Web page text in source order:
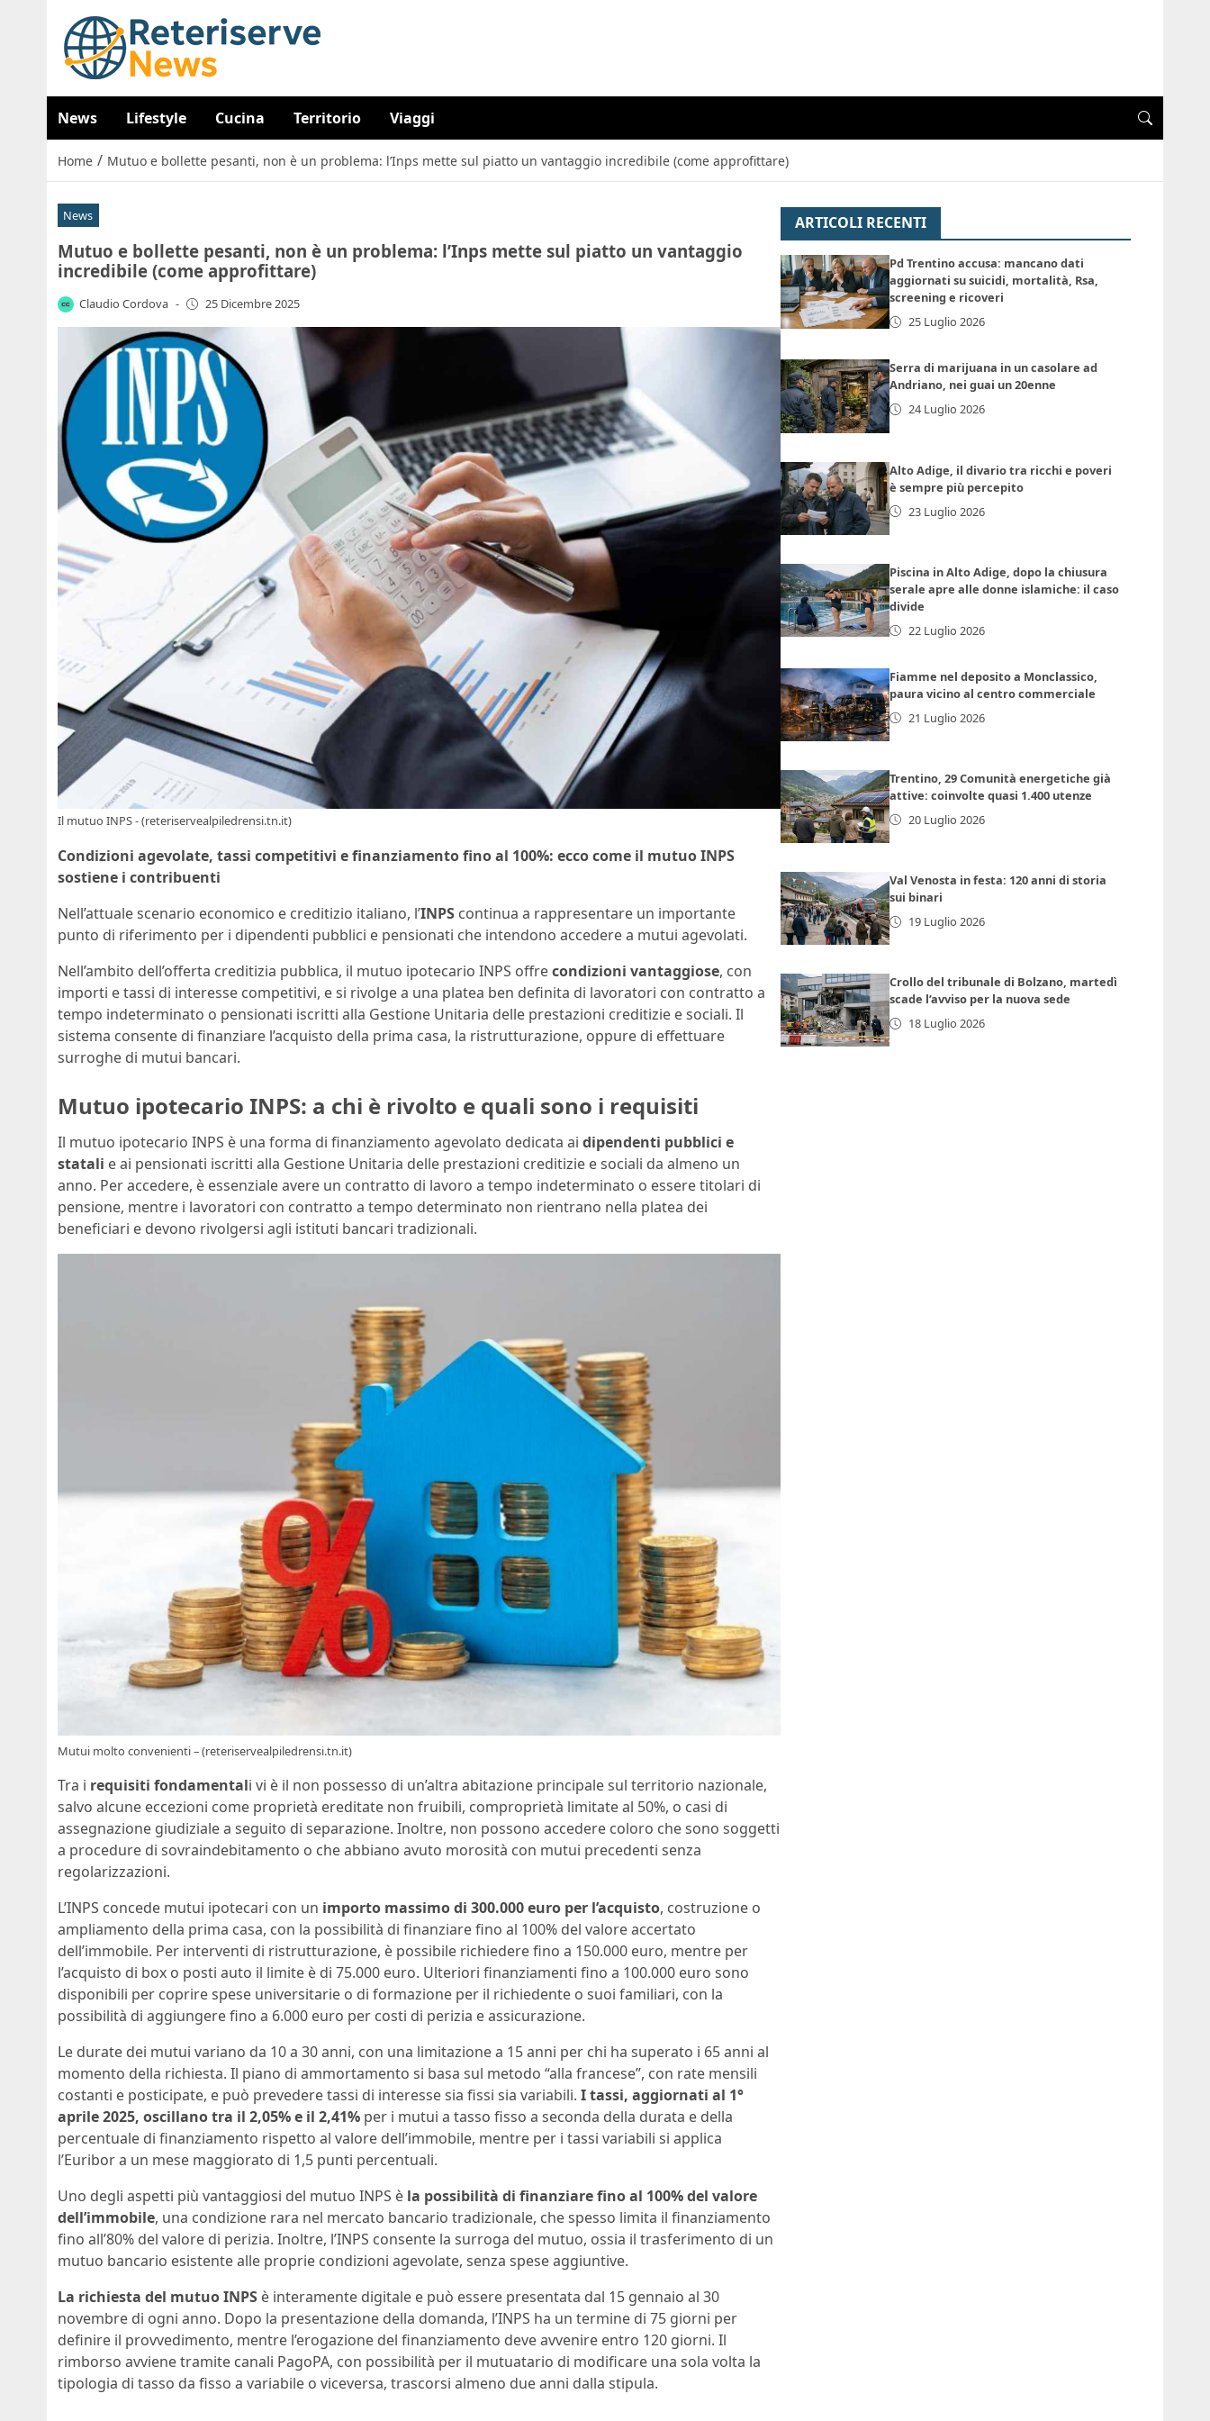
News Lifestyle Cucina Territorio Viaggi
Home / Mutuo e bollette pesanti, non è un problema: l’Inps mette sul piatto un vantaggio incredibile (come approfittare)
News
Mutuo e bollette pesanti, non è un problema: l’Inps mette sul piatto un vantaggio
incredibile (come approfittare)
Claudio Cordova - 25 Dicembre 2025
Il mutuo INPS - (reteriservealpiledrensi.tn.it)
Condizioni agevolate, tassi competitivi e finanziamento fino al 100%: ecco come il mutuo INPS
sostiene i contribuenti
Nell’attuale scenario economico e creditizio italiano, l’INPS continua a rappresentare un importante
punto di riferimento per i dipendenti pubblici e pensionati che intendono accedere a mutui agevolati.
Nell’ambito dell’offerta creditizia pubblica, il mutuo ipotecario INPS offrecondizioni vantaggiose, con
importi e tassi di interesse competitivi, e si rivolge a una platea ben definita di lavoratori con contratto a
tempo indeterminato o pensionati iscritti alla Gestione Unitaria delle prestazioni creditizie e sociali. Il
sistema consente di finanziare l’acquisto della prima casa, la ristrutturazione, oppure di effettuare
surroghe di mutui bancari.
Mutuo ipotecario INPS: a chi è rivolto e quali sono i requisiti
Il mutuo ipotecario INPS è una forma di finanziamento agevolato dedicata ai dipendenti pubblici e
statali e ai pensionati iscritti alla Gestione Unitaria delle prestazioni creditizie e sociali da almeno un
anno. Per accedere, è essenziale avere un contratto di lavoro a tempo indeterminato o essere titolari di
pensione, mentre i lavoratori con contratto a tempo determinato non rientrano nella platea dei
beneficiari e devono rivolgersi agli istituti bancari tradizionali.
Mutui molto convenienti – (reteriservealpiledrensi.tn.it)
Tra i requisiti fondamentali vi è il non possesso di un’altra abitazione principale sul territorio nazionale,
salvo alcune eccezioni come proprietà ereditate non fruibili, comproprietà limitate al 50%, o casi di
assegnazione giudiziale a seguito di separazione. Inoltre, non possono accedere coloro che sono soggetti
a procedure di sovraindebitamento o che abbiano avuto morosità con mutui precedenti senza
regolarizzazioni.
L’INPS concede mutui ipotecari con un importo massimo di 300.000 euro per l’acquisto, costruzione o
ampliamento della prima casa, con la possibilità di finanziare fino al 100% del valore accertato
dell’immobile. Per interventi di ristrutturazione, è possibile richiedere fino a 150.000 euro, mentre per
l’acquisto di box o posti auto il limite è di 75.000 euro. Ulteriori finanziamenti fino a 100.000 euro sono
disponibili per coprire spese universitarie o di formazione per il richiedente o suoi familiari, con la
possibilità di aggiungere fino a 6.000 euro per costi di perizia e assicurazione.
Le durate dei mutui variano da 10 a 30 anni, con una limitazione a 15 anni per chi ha superato i 65 anni al
momento della richiesta. Il piano di ammortamento si basa sul metodo “alla francese”, con rate mensili
costanti e posticipate, e può prevedere tassi di interesse sia fissi sia variabili. I tassi, aggiornati al 1°
aprile 2025, oscillano tra il 2,05% e il 2,41% per i mutui a tasso fisso a seconda della durata e della
percentuale di finanziamento rispetto al valore dell’immobile, mentre per i tassi variabili si applica
l’Euribor a un mese maggiorato di 1,5 punti percentuali.
Uno degli aspetti più vantaggiosi del mutuo INPS è la possibilità di finanziare fino al 100% del valore
dell’immobile, una condizione rara nel mercato bancario tradizionale, che spesso limita il finanziamento
fino all’80% del valore di perizia. Inoltre, l’INPS consente la surroga del mutuo, ossia il trasferimento di un
mutuo bancario esistente alle proprie condizioni agevolate, senza spese aggiuntive.
La richiesta del mutuo INPS è interamente digitale e può essere presentata dal 15 gennaio al 30
novembre di ogni anno. Dopo la presentazione della domanda, l’INPS ha un termine di 75 giorni per
definire il provvedimento, mentre l’erogazione del finanziamento deve avvenire entro 120 giorni. Il
rimborso avviene tramite canali PagoPA, con possibilità per il mutuatario di modificare una sola volta la
tipologia di tasso da fisso a variabile o viceversa, trascorsi almeno due anni dalla stipula.
ARTICOLI RECENTI
Pd Trentino accusa: mancano dati
aggiornati su suicidi, mortalità, Rsa,
screening e ricoveri
25 Luglio 2026
Serra di marijuana in un casolare ad
Andriano, nei guai un 20enne
24 Luglio 2026
Alto Adige, il divario tra ricchi e poveri
è sempre più percepito
23 Luglio 2026
Piscina in Alto Adige, dopo la chiusura
serale apre alle donne islamiche: il caso
divide
22 Luglio 2026
Fiamme nel deposito a Monclassico,
paura vicino al centro commerciale
21 Luglio 2026
Trentino, 29 Comunità energetiche già
attive: coinvolte quasi 1.400 utenze
20 Luglio 2026
Val Venosta in festa: 120 anni di storia
sui binari
19 Luglio 2026
Crollo del tribunale di Bolzano, martedì
scade l’avviso per la nuova sede
18 Luglio 2026